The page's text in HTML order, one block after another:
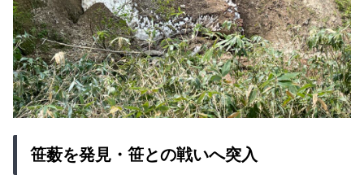
笹薮を発見・笹との戦いへ突入